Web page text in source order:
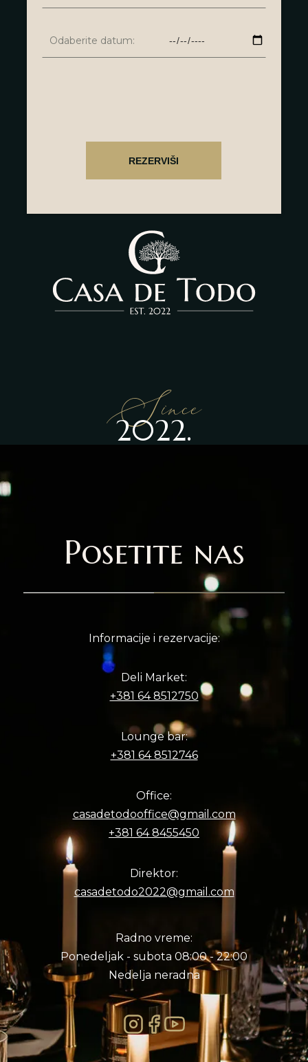
Since
2022.
Odaberite datum:
Posetite nas
Informacije i rezervacije:
Deli Market:
+381 64 8512750
Lounge bar:
+381 64 8512746
Office:
casadetodooffice@gmail.com
+381 64 8455450
Direktor:
casadetodo2022@gmail.com
Radno vreme:
Ponedeljak - subota 08:00 - 22:00
Nedelja neradna